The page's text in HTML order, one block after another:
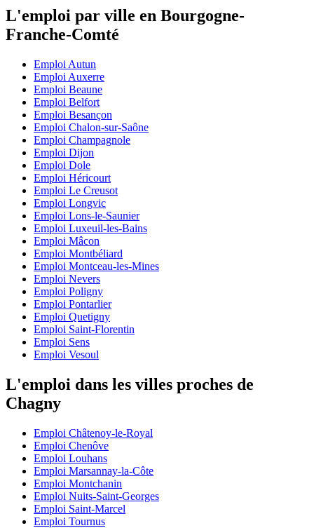
L'emploi par ville en Bourgogne-
Franche-Comté
Emploi Autun
Emploi Auxerre
Emploi Beaune
Emploi Belfort
Emploi Besançon
Emploi Chalon-sur-Saône
Emploi Champagnole
Emploi Dijon
Emploi Dole
Emploi Héricourt
Emploi Le Creusot
Emploi Longvic
Emploi Lons-le-Saunier
Emploi Luxeuil-les-Bains
Emploi Mâcon
Emploi Montbéliard
Emploi Montceau-les-Mines
Emploi Nevers
Emploi Poligny
Emploi Pontarlier
Emploi Quetigny
Emploi Saint-Florentin
Emploi Sens
Emploi Vesoul
L'emploi dans les villes proches de
Chagny
Emploi Châtenoy-le-Royal
Emploi Chenôve
Emploi Louhans
Emploi Marsannay-la-Côte
Emploi Montchanin
Emploi Nuits-Saint-Georges
Emploi Saint-Marcel
Emploi Tournus